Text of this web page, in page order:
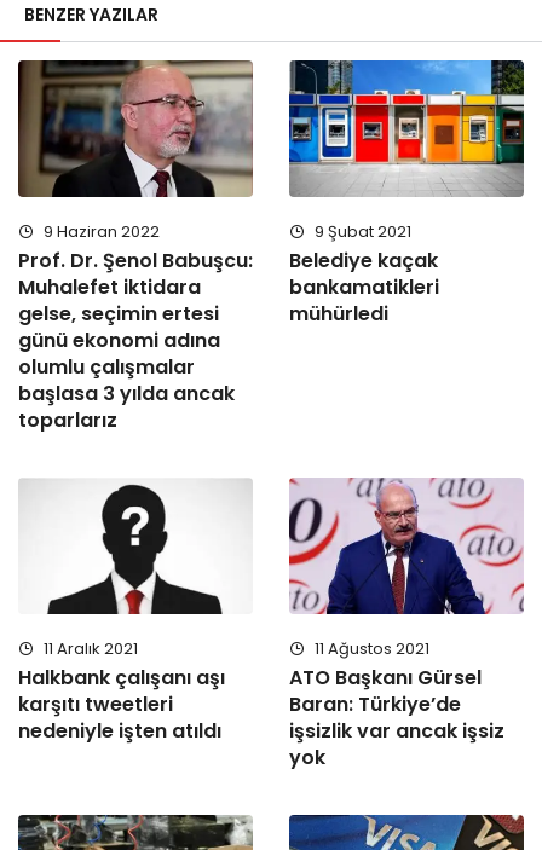
BENZER YAZILAR
9 Haziran 2022
Prof. Dr. Şenol Babuşcu:
Muhalefet iktidara
gelse, seçimin ertesi
günü ekonomi adına
olumlu çalışmalar
başlasa 3 yılda ancak
toparlarız
9 Şubat 2021
Belediye kaçak
bankamatikleri
mühürledi
11 Aralık 2021
Halkbank çalışanı aşı
karşıtı tweetleri
nedeniyle işten atıldı
11 Ağustos 2021
ATO Başkanı Gürsel
Baran: Türkiye’de
işsizlik var ancak işsiz
yok